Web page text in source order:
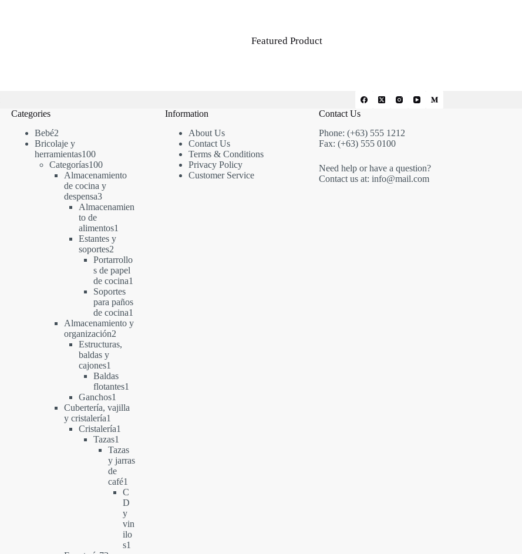
Featured Product
Categories
Bebé22
productos
Bricolaje y
herramientas100100
productos
Categorías100100
productos
Almacenamiento
de cocina y
despensa33
productos
Almacenamien
to de
alimentos1
Estantes y
soportes22
productos
Portarrollo
s de papel
de cocina1
Soportes
para paños
de cocina1
producto
Almacenamiento y
organización22
productos
Estructuras,
baldas y
cajones1
producto
Baldas
flotantes1
Ganchos1
producto
Cubertería, vajilla
y cristalería1
producto
Cristalería1
Tazas1
producto
Tazas
y jarras
de
café1
producto
C
D
y
vin
ilo
s1
Information
About Us
Contact Us
Terms & Conditions
Privacy Policy
Customer Service
Contact Us
Phone: (+63) 555 1212
Fax: (+63) 555 0100
Need help or have a question?
Contact us at: info@mail.com